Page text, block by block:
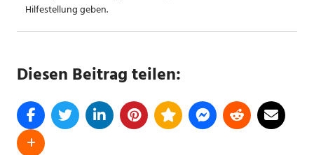
Hilfestellung geben.
Diesen Beitrag teilen: